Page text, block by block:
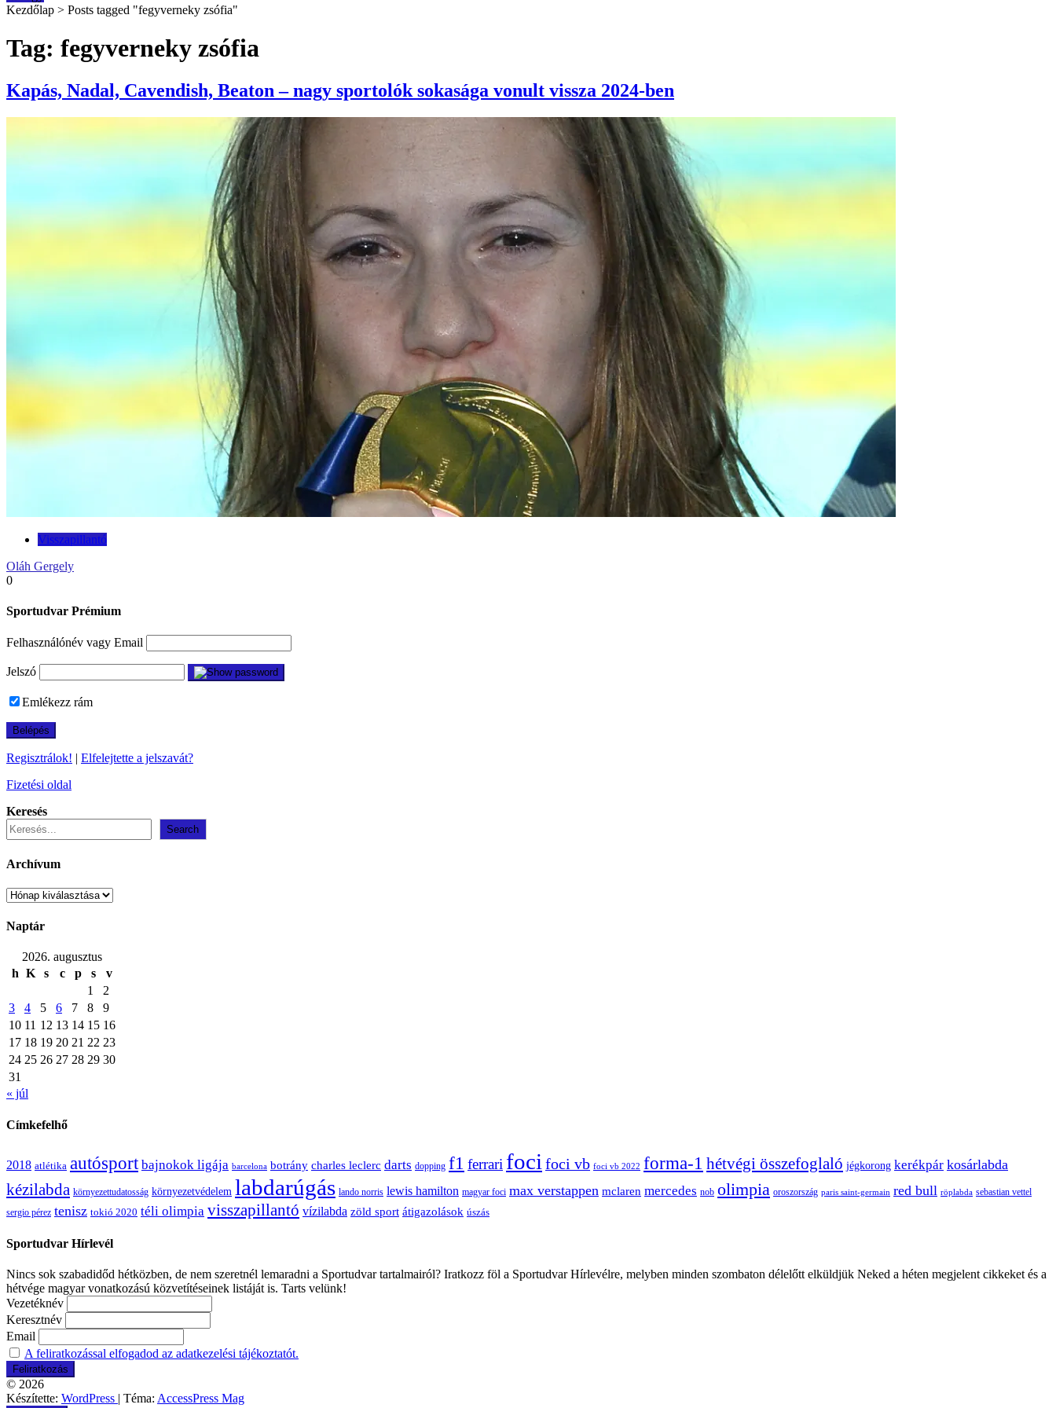
Kezdőlap > Posts tagged "fegyverneky zsófia"
Tag: fegyverneky zsófia
Kapás, Nadal, Cavendish, Beaton – nagy sportolók sokasága vonult vissza 2024-ben
Visszapillantó
Oláh Gergely
0
Sportudvar Prémium
Felhasználónév vagy Email
Jelszó
Emlékezz rám
Regisztrálok! | Elfelejtette a jelszavát?
Fizetési oldal
Keresés
Search
Archívum
Archívum
Naptár
2026. augusztus
h K s c p s
v
1
2
3
4 5 6 7 8
9
10 11 12 13 14 15 16
17 18 19 20 21 22 23
24 25 26 27 28 29 30
31
« júl
Címkefelhő
2018 atlétika autósport bajnokok ligája barcelona botrány charles leclerc darts dopping f1 ferrari foci foci vb foci vb 2022 forma-1 hétvégi összefoglaló jégkorong kerékpár kosárlabda
kézilabda környezettudatosság környezetvédelem labdarúgás lando norris lewis hamilton magyar foci max verstappen mclaren mercedes nob olimpia oroszország paris saint-germain red bull röplabda sebastian vettel
sergio pérez tenisz tokió 2020 téli olimpia visszapillantó vízilabda zöld sport átigazolások úszás
Sportudvar Hírlevél
Nincs sok szabadidőd hétközben, de nem szeretnél lemaradni a Sportudvar tartalmairól? Iratkozz föl a Sportudvar Hírlevélre, melyben minden szombaton délelőtt elküldjük Neked a héten megjelent cikkeket és a
hétvége magyar vonatkozású közvetítéseinek listáját is. Tarts velünk!
Vezetéknév
Keresztnév
Email
A feliratkozással elfogadod az adatkezelési tájékoztatót.
© 2026
Készítette: WordPress | Téma: AccessPress Mag